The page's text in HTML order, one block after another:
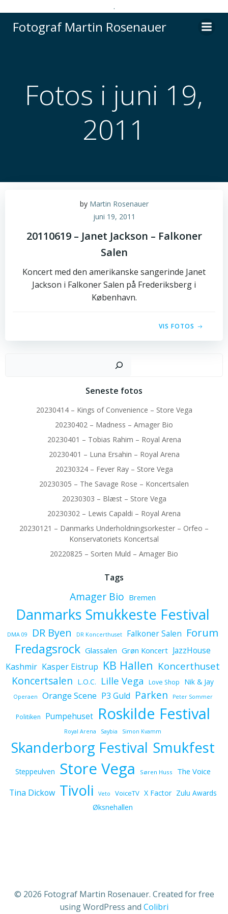
.
til
Fotograf Martin Rosenauer
Fotos i juni 19,
2011
by Martin Rosenauer
juni 19, 2011
20110619 – Janet Jackson – Falkoner
Salen
Koncert med den amerikanske sangerinde Janet
Jackson i Falkoner Salen på Frederiksberg i
København.
VIS FOTOS
Seneste fotos
20230414 – Kings of Convenience – Store Vega
20230402 – Madness – Amager Bio
20230401 – Tobias Rahim – Royal Arena
20230401 – Luna Ersahin – Royal Arena
20230324 – Fever Ray – Store Vega
20230305 – The Savage Rose – Koncertsalen
20230303 – Blæst – Store Vega
20230302 – Lewis Capaldi – Royal Arena
20230121 – Danmarks Underholdningsorkester – Orfeo –
Konservatoriets Koncertsal
20220825 – Sorten Muld – Amager Bio
Tags
Amager Bio Bremen
Danmarks Smukkeste Festival
DMA 09 DR Byen DR Koncerthuset Falkoner Salen Forum
Fredagsrock Glassalen Grøn Koncert JazzHouse
Kashmir Kasper Eistrup KB Hallen Koncerthuset
Koncertsalen L.O.C. Lille Vega Love Shop Nik & Jay
Operaen Orange Scene P3 Guld Parken Peter Sommer
Politiken Pumpehuset Roskilde Festival
Royal Arena Saybia Simon Kvamm
Skanderborg Festival Smukfest
Steppeulven Store Vega Søren Huss The Voice
Tina Dickow Tivoli Veto VoiceTV X Factor Zulu Awards
Øksnehallen
© 2026 Fotograf Martin Rosenauer. Created for free
using WordPress and Colibri